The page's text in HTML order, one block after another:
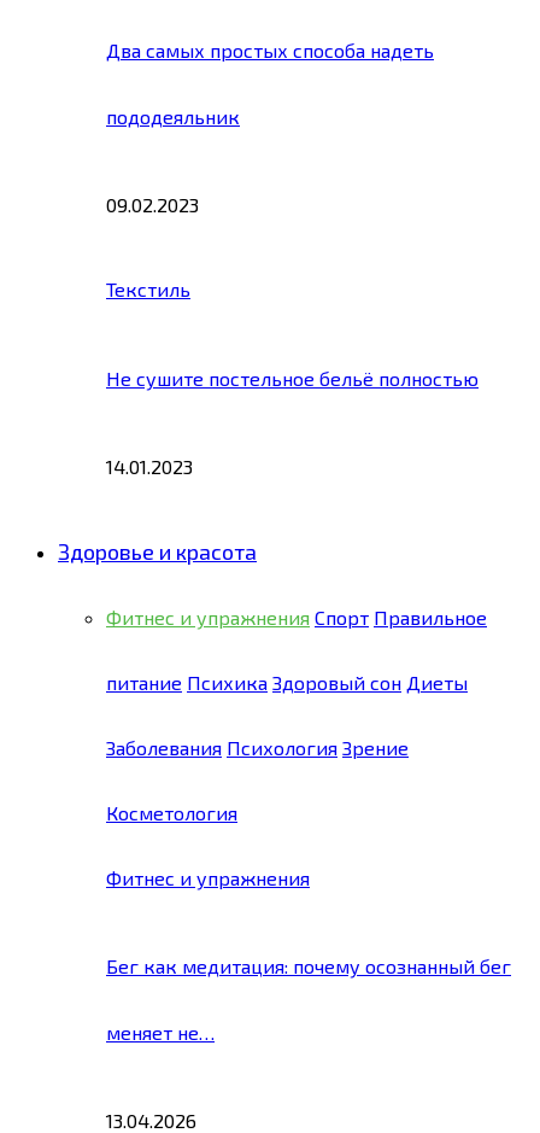
Два самых простых способа надеть
пододеяльник
09.02.2023
Текстиль
Не сушите постельное бельё полностью
14.01.2023
Здоровье и красота
Фитнес и упражнения Спорт Правильное
питание Психика Здоровый сон Диеты
Заболевания Психология Зрение
Косметология
Фитнес и упражнения
Бег как медитация: почему осознанный бег
меняет не…
13.04.2026